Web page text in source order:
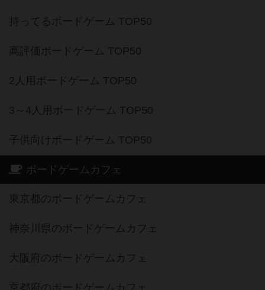
持ってるボードゲーム TOP50
高評価ボードゲーム TOP50
2人用ボードゲーム TOP50
3～4人用ボードゲーム TOP50
子供向けボードゲーム TOP50
ボードゲームカフェ
東京都のボードゲームカフェ
神奈川県のボードゲームカフェ
大阪府のボードゲームカフェ
京都府のボードゲームカフェ